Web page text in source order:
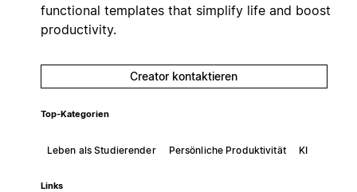
functional templates that simplify life and boost
productivity.
Creator kontaktieren
Top-Kategorien
Leben als Studierender Persönliche Produktivität KI
Links